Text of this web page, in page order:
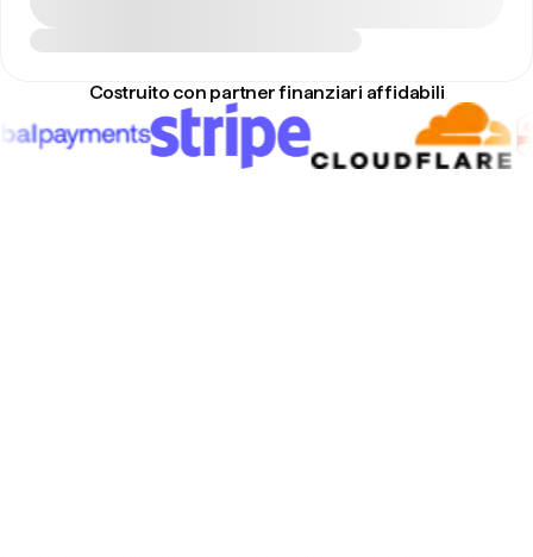
Costruito con partner finanziari affidabili